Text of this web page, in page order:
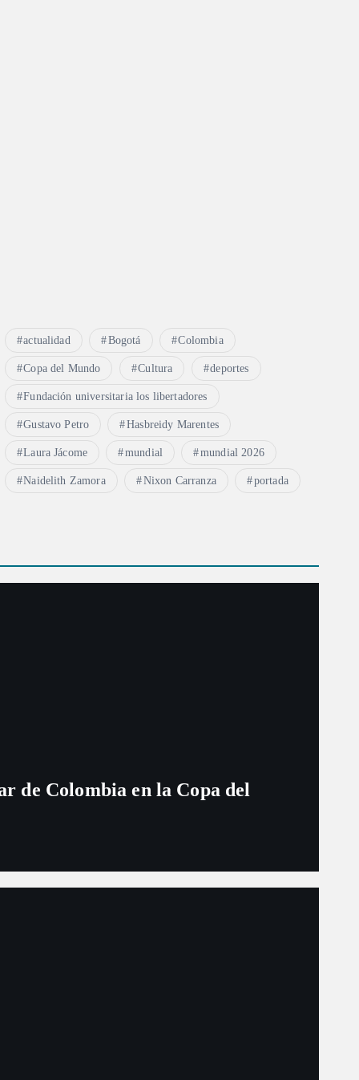
actualidad Bogotá Colombia
Copa del Mundo Cultura deportes
Fundación universitaria los libertadores
Gustavo Petro Hasbreidy Marentes
Laura Jácome mundial mundial 2026
Naidelith Zamora Nixon Carranza portada
de Colombia en la Copa del